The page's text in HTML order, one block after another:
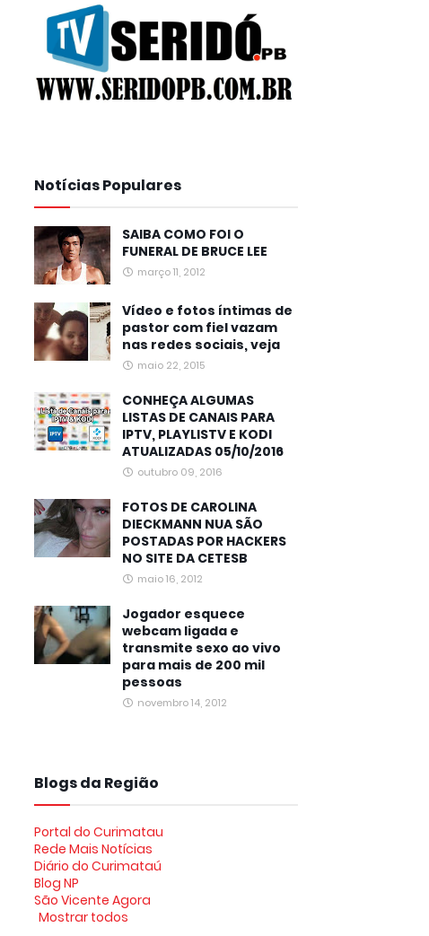
Notícias Populares
SAIBA COMO FOI O
FUNERAL DE BRUCE LEE
março 11, 2012
Vídeo e fotos íntimas de
pastor com fiel vazam
nas redes sociais, veja
maio 22, 2015
CONHEÇA ALGUMAS
LISTAS DE CANAIS PARA
IPTV, PLAYLISTV E KODI
ATUALIZADAS 05/10/2016
outubro 09, 2016
FOTOS DE CAROLINA
DIECKMANN NUA SÃO
POSTADAS POR HACKERS
NO SITE DA CETESB
maio 16, 2012
Jogador esquece
webcam ligada e
transmite sexo ao vivo
para mais de 200 mil
pessoas
novembro 14, 2012
Blogs da Região
Portal do Curimatau
Rede Mais Notícias
Diário do Curimataú
Blog NP
São Vicente Agora
Mostrar todos